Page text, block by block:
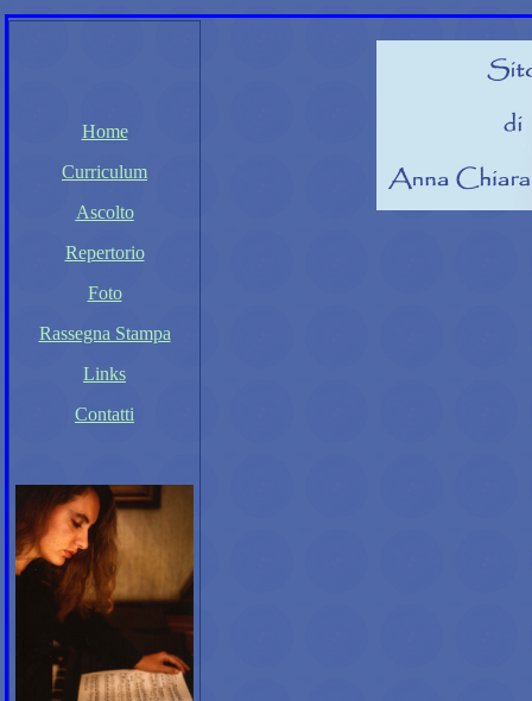
Home
Curriculum
Ascolto
Repertorio
Foto
Rassegna Stampa
Links
Contatti